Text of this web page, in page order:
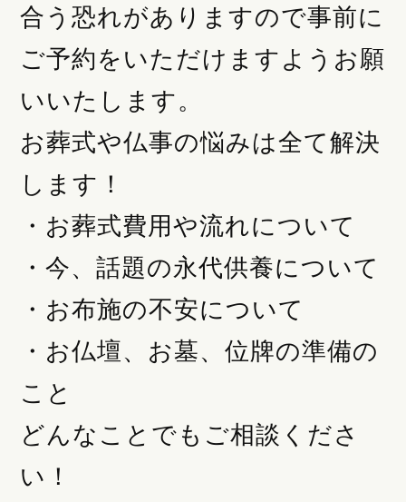
合う恐れがありますので事前に
ご予約をいただけますようお願
いいたします。
お葬式や仏事の悩みは全て解決
します！
・お葬式費用や流れについて
・今、話題の永代供養について
・お布施の不安について
・お仏壇、お墓、位牌の準備の
こと
どんなことでもご相談くださ
い！